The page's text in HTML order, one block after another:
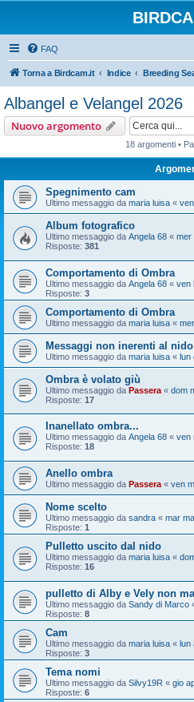
FAQ
Torna a Birdcam.it Indice Breeding
Albangel e Velangel 2026
Nuovo argomento
18 argomenti •
Spegnimento cam
Ultimo messaggio da maria luisa «
Album fotografico
Ultimo messaggio da Angela 68 « mer
Risposte: 381
Comportamento di Ombra
Ultimo messaggio da Angela 68 « ven
Risposte: 3
Comportamento di Ombra
Ultimo messaggio da maria luisa «
Messaggi non inerenti al nido
Ultimo messaggio da maria luisa « lun
Ombra è volato giù
Ultimo messaggio da Passera « dom
Risposte: 17
Inanellato ombra...
Ultimo messaggio da Angela 68 « ven
Risposte: 18
Anello ombra
Ultimo messaggio da Passera « ven
Nome scelto
Ultimo messaggio da sandra « mar
Risposte: 1
Pulletto uscito dal nido
Ultimo messaggio da maria luisa «
Risposte: 16
pulletto di Alby e Vely non
Ultimo messaggio da Sandy di Marco
Risposte: 8
Cam
Ultimo messaggio da maria luisa « lun
Risposte: 3
Tema nomi
Ultimo messaggio da Silvy19R « gio
Risposte: 6